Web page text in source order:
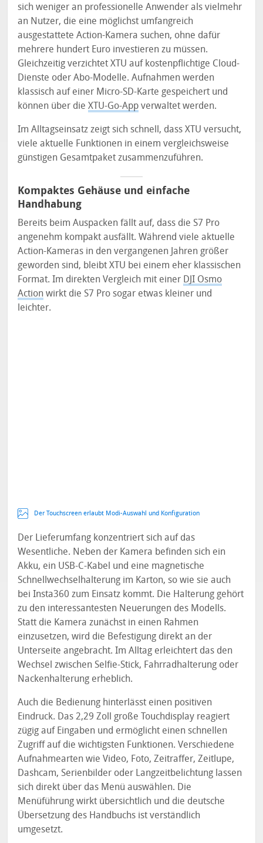
sich weniger an professionelle Anwender als vielmehr
an Nutzer, die eine möglichst umfangreich
ausgestattete Action-Kamera suchen, ohne dafür
mehrere hundert Euro investieren zu müssen.
Gleichzeitig verzichtet XTU auf kostenpflichtige Cloud-
Dienste oder Abo-Modelle. Aufnahmen werden
klassisch auf einer Micro-SD-Karte gespeichert und
können über dieXTU-Go-App verwaltet werden.
Im Alltagseinsatz zeigt sich schnell, dass XTU versucht,
viele aktuelle Funktionen in einem vergleichsweise
günstigen Gesamtpaket zusammenzuführen.
Kompaktes Gehäuse und einfache
Handhabung
Bereits beim Auspacken fällt auf, dass die S7 Pro
angenehm kompakt ausfällt. Während viele aktuelle
Action-Kameras in den vergangenen Jahren größer
geworden sind, bleibt XTU bei einem eher klassischen
Format. Im direkten Vergleich mit einer DJI Osmo
Action wirkt die S7 Pro sogar etwas kleiner und
leichter.
Der Touchscreen erlaubt Modi-Auswahl und Konfiguration
Der Lieferumfang konzentriert sich auf das
Wesentliche. Neben der Kamera befinden sich ein
Akku, ein USB-C-Kabel und eine magnetische
Schnellwechselhalterung im Karton, so wie sie auch
bei Insta360 zum Einsatz kommt. Die Halterung gehört
zu den interessantesten Neuerungen des Modells.
Statt die Kamera zunächst in einen Rahmen
einzusetzen, wird die Befestigung direkt an der
Unterseite angebracht. Im Alltag erleichtert das den
Wechsel zwischen Selfie-Stick, Fahrradhalterung oder
Nackenhalterung erheblich.
Auch die Bedienung hinterlässt einen positiven
Eindruck. Das 2,29 Zoll große Touchdisplay reagiert
zügig auf Eingaben und ermöglicht einen schnellen
Zugriff auf die wichtigsten Funktionen. Verschiedene
Aufnahmearten wie Video, Foto, Zeitraffer, Zeitlupe,
Dashcam, Serienbilder oder Langzeitbelichtung lassen
sich direkt über das Menü auswählen. Die
Menüführung wirkt übersichtlich und die deutsche
Übersetzung des Handbuchs ist verständlich
umgesetzt.